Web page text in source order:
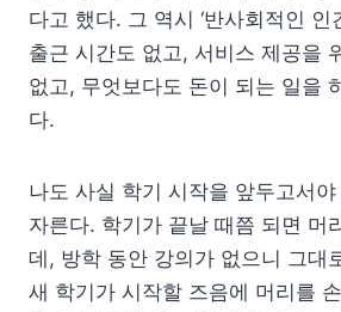
다고 했다. 그 역시 ‘반사회적인 인
출근 시간도 없고, 서비스 제공을
없고, 무엇보다도 돈이 되는 일을
다.
나도 사실 학기 시작을 앞두고서
자른다. 학기가 끝날 때쯤 되면 머
데, 방학 동안 강의가 없으니 그대
새 학기가 시작할 즈음에 머리를